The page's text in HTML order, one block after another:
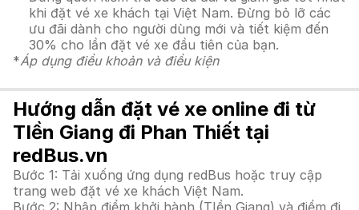
khi đặt vé xe khách tại Việt Nam. Đừng bỏ lỡ các
ưu đãi dành cho người dùng mới và tiết kiệm đến
30% cho lần đặt vé xe đầu tiên của bạn.
*Áp dụng điều khoản và điều kiện
Hướng dẫn đặt vé xe online đi từ
TIền Giang đi Phan Thiết tại
redBus.vn
Bước 1: Tải xuống ứng dụng redBus hoặc truy cập
trang web đặt vé xe khách Việt Nam.
Bước 2: Nhập điểm khởi hành (TIền Giang) và điểm đi